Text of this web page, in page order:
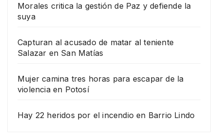
Morales critica la gestión de Paz y defiende la
suya
Capturan al acusado de matar al teniente
Salazar en San Matías
Mujer camina tres horas para escapar de la
violencia en Potosí
Hay 22 heridos por el incendio en Barrio Lindo